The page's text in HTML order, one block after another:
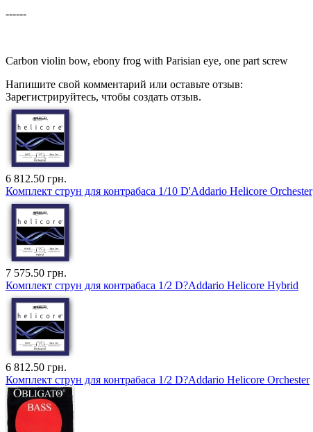
------
Carbon violin bow, ebony frog with Parisian eye, one part screw
Напишите свой комментарий или оставьте отзыв:
Зарегистрируйтесь, чтобы создать отзыв.
6 812.50 грн.
Комплект струн для контрабаса 1/10 D'Addario Helicore Orchester
7 575.50 грн.
Комплект струн для контрабаса 1/2 D?Addario Helicore Hybrid
6 812.50 грн.
Комплект струн для контрабаса 1/2 D?Addario Helicore Orchester